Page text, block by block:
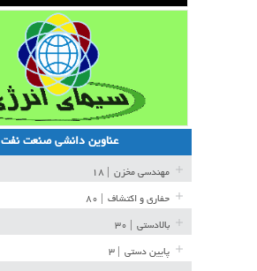
عناوین دانشی صنعت نفت
مهندسی مخزن
حفاری و اکتشاف
بالادستی
پایین دستی